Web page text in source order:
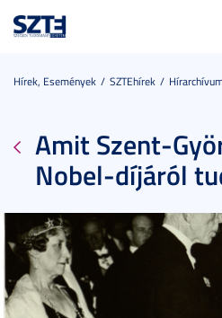
Hírek, Események SZTEhírek
Amit Szent-
Nobel-díjáról